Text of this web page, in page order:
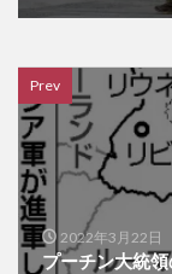
Prev
2022年3月22日
プーチン大統